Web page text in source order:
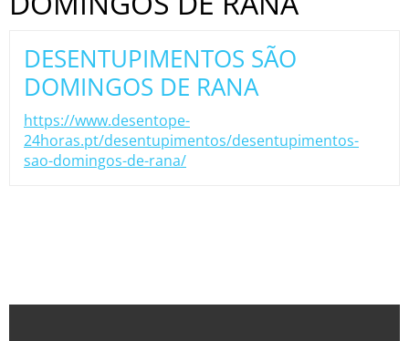
DESENTUPIMENTOS SÃO
DOMINGOS DE RANA
https://www.desentope-
24horas.pt/desentupimentos/desentupimentos-
sao-domingos-de-rana/